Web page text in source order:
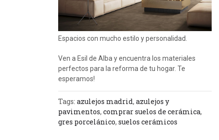
Espacios con mucho estilo y personalidad.
Ven a Esil de Alba y encuentra los materiales
perfectos para la reforma de tu hogar. Te
esperamos!
Tags: azulejos madrid, azulejos y
pavimentos, comprar suelos de cerámica,
gres porcelánico, suelos cerámicos